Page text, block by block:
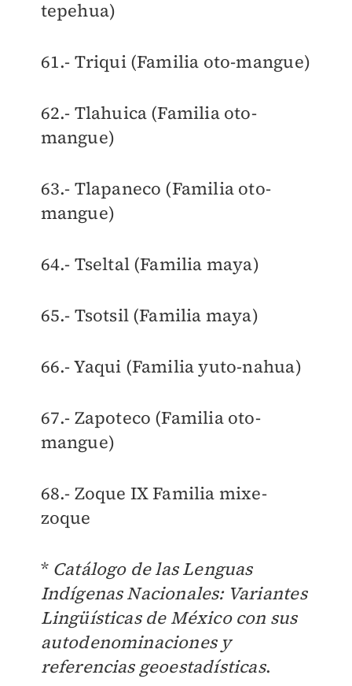
tepehua)
61.- Triqui (Familia oto-mangue)
62.- Tlahuica (Familia oto-
mangue)
63.- Tlapaneco (Familia oto-
mangue)
64.- Tseltal (Familia maya)
65.- Tsotsil (Familia maya)
66.- Yaqui (Familia yuto-nahua)
67.- Zapoteco (Familia oto-
mangue)
68.- Zoque IX Familia mixe-
zoque
* Catálogo de las Lenguas
Indígenas Nacionales: Variantes
Lingüísticas de México con sus
autodenominaciones y
referencias geoestadísticas.